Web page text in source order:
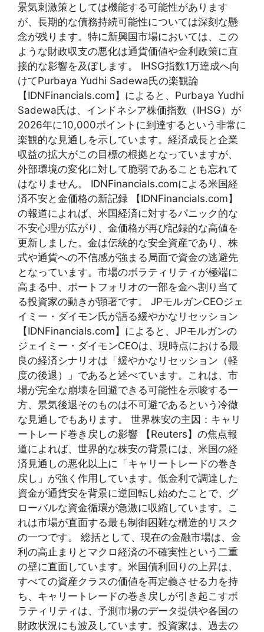
景気刺激策としては機能する可能性があります
が、長期的な債務持続可能性については深刻な懸
念が残ります。特に新興国市場においては、この
ような財政収支の悪化は通貨価値や金利政策に直
接的な影響を及ぼします。 IHSG指数1万達成へ向
けてPurbaya Yudhi Sadewa氏の楽観論
【IDNFinancials.com】によると、Purbaya Yudhi
Sadewa氏は、インドネシア株価指数（IHSG）が
2026年に10,000ポイントに到達するという非常に
楽観的な見通しを示しています。経済成長と企業
収益の拡大がこの目標の根拠となっていますが、
外部環境の変化に対して脆弱であることも忘れて
はなりません。 IDNFinancials.comによる米国経
済不安と金価格の新記録 【IDNFinancials.com】
の報道によれば、米国経済に対するパニック的な
不安心理が広がり、金価格が再び記録的な高値を
更新しました。金は伝統的な安全資産であり、株
式や通貨への不信感が強まる局面で資金の逃避先
となっています。市場のボラティリティが極端に
高まる中、ポートフォリオの一部を金へ割り当て
る投資家の動きが顕著です。 JPモルガンCEOジェ
イミー・ダイモン氏が語る緩やかなリセッション
【IDNFinancials.com】によると、JPモルガンの
ジェイミー・ダイモンCEOは、現時点における最
良の経済シナリオは「緩やかなリセッション（軽
度の後退）」であると述べています。これは、市
場が完全な崩壊を回避できる可能性を示唆する一
方、景気後退そのものは不可避であるという冷徹
な見通しでもあります。 世界株安の主因：キャリ
ートレード巻き戻しの影響 【Reuters】の焦点報
道によれば、世界的な株安の背景には、米国の経
済見通しの悪化以上に「キャリートレードの巻き
戻し」が強く作用しています。低金利で調達した
資金が通貨安を背景に逆回転し始めたことで、グ
ローバルな資金循環が急激に収縮しています。こ
れは市場が直面する最も制御困難な構造的リスク
の一つです。 総括として、現在の金融市場は、金
利の高止まりとマクロ経済の不確実性という二重
の壁に直面しています。米国債利回りの上昇は、
すべての資産クラスの価値を再定義させる力を持
ち、キャリートレードの巻き戻しが引き起こすボ
ラティリティは、予測市場のデータ提供や各国の
財政状況にも波及しています。投資家は、過去の